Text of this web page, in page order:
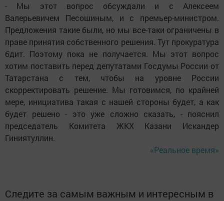
- Мы этот вопрос обсуждали и с Алексеем
Валерьевичем Песошиным, и с премьер-министром.
Предложения такие были, но мы все-таки ограничены в
праве принятия собственного решения. Тут прокуратура
бдит. Поэтому пока не получается. Мы этот вопрос
хотим поставить перед депутатами Госдумы России от
Татарстана с тем, чтобы на уровне России
скорректировать решение. Мы готовимся, по крайней
мере, инициатива такая с нашей стороны будет, а как
будет решено - это уже сложно сказать, - пояснил
председатель Комитета ЖКХ Казани Искандер
Гиниятуллин.
«Реальное время»
Следите за самым важным и интересным в